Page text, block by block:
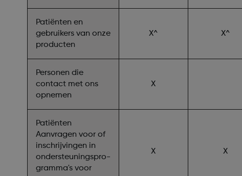
Patiënten en
gebruikers van onze
producten
X^ X^
Personen die
contact met ons
opnemen
X
Patiënten
Aanvragen voor of
inschrijvingen in
ondersteuningspro-
gramma's voor
X X